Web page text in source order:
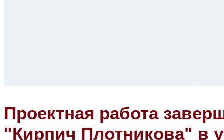
Проектная работа
"Кирпич Плотникова" в